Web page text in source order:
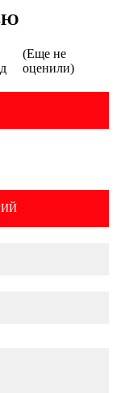
(Еще не
оценили)